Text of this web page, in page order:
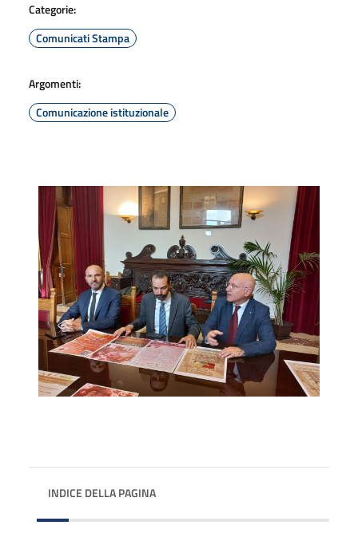
Categorie:
Comunicati Stampa
Argomenti:
Comunicazione istituzionale
INDICE DELLA PAGINA